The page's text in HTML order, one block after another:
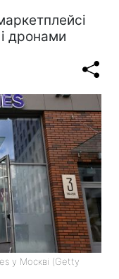
дронами
у Москві (Getty